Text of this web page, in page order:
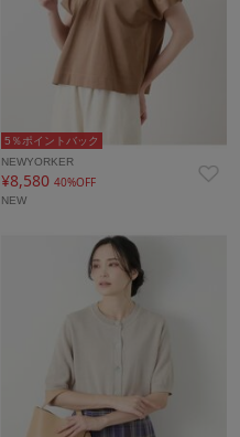
5％ポイントバック
NEWYORKER
¥8,58040%OFF
NEW